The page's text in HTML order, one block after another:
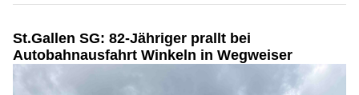
St.Gallen SG: 82-Jähriger prallt bei
Autobahnausfahrt Winkeln in Wegweiser